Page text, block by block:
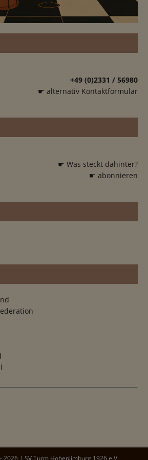
+49 (0)2331 / 56980
☛ alternativ Kontaktformular
☛ Was steckt dahinter?
☛ abonnieren
2026| SV Turm Hohenlimburg 1926 e.V.